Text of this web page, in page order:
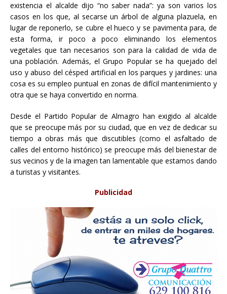
existencia el alcalde dijo “no saber nada”: ya son varios los
casos en los que, al secarse un árbol de alguna plazuela, en
lugar de reponerlo, se cubre el hueco y se pavimenta para, de
esta forma, ir poco a poco eliminando los elementos
vegetales que tan necesarios son para la calidad de vida de
una población. Además, el Grupo Popular se ha quejado del
uso y abuso del césped artificial en los parques y jardines: una
cosa es su empleo puntual en zonas de difícil mantenimiento y
otra que se haya convertido en norma.
Desde el Partido Popular de Almagro han exigido al alcalde
que se preocupe más por su ciudad, que en vez de dedicar su
tiempo a obras más que discutibles (como el asfaltado de
calles del entorno histórico) se preocupe más del bienestar de
sus vecinos y de la imagen tan lamentable que estamos dando
a turistas y visitantes.
Publicidad